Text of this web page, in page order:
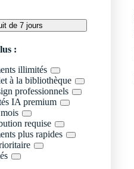
de 7 jours
:
illimités
à la bibliothèque
professionnels
IA premium
requise
plus rapides